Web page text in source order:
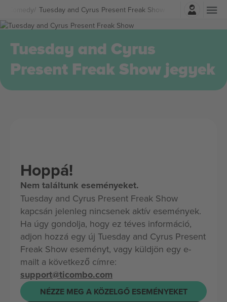
Comedy Tuesday and Cyrus Present Freak Show Jegyek
Belépés
Tuesday and Cyrus
Present Freak Show jegyek
Hoppá!
Nem találtunk eseményeket.
Tuesday and Cyrus Present Freak Show
kapcsán jelenleg nincsenek aktív események.
Ha úgy gondolja, hogy ez téves információ,
adjon hozzá egy új Tuesday and Cyrus Present
Freak Show eseményt, vagy küldjön egy e-
mailt a következő címre:
support@ticombo.com
NÉZZE MEG A KÖZELGŐ ESEMÉNYEKET